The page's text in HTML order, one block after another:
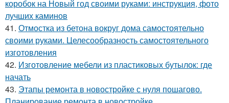
коробок на Новый год своими руками: инструкция, фото
лучших каминов
41. Отмостка из бетона вокруг дома самостоятельно
своими руками. Целесообразность самостоятельного
изготовления
42. Изготовление мебели из пластиковых бутылок: где
начать
43. Этапы ремонта в новостройке с нуля пошагово.